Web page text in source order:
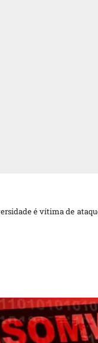
é vítima de